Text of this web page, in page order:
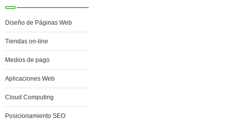
Diseño de Páginas Web
Tiendas on-line
Medios de pago
Aplicaciones Web
Cloud Computing
Posicionamiento SEO